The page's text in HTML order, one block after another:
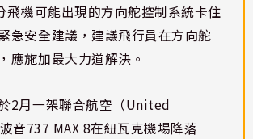
飛機可能出現的方向舵控制系統卡住
急安全建議，建議飛行員在方向舵
應施加最大力道解決。
2月一架聯合航空（United
音737 MAX 8在紐瓦克機場降落